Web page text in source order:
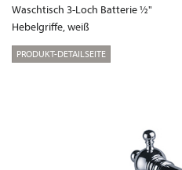
Waschtisch 3-Loch Batterie ½"
Hebelgriffe, weiß
PRODUKT-DETAILSEITE